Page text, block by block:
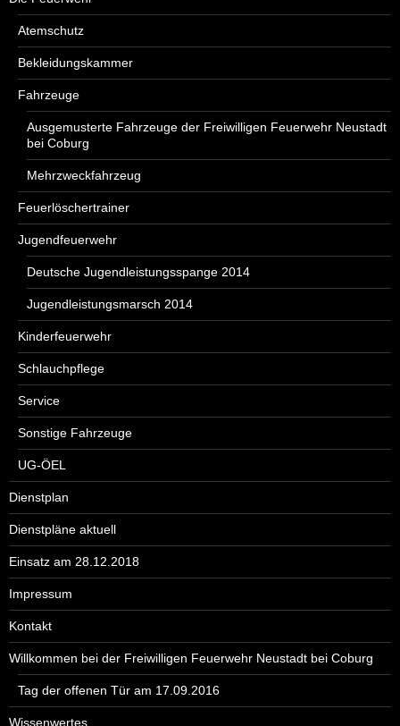
Atemschutz
Bekleidungskammer
Fahrzeuge
Ausgemusterte Fahrzeuge der Freiwilligen Feuerwehr Neustadt
bei Coburg
Mehrzweckfahrzeug
Feuerlöschertrainer
Jugendfeuerwehr
Deutsche Jugendleistungsspange 2014
Jugendleistungsmarsch 2014
Kinderfeuerwehr
Schlauchpflege
Service
Sonstige Fahrzeuge
UG-ÖEL
Dienstplan
Dienstpläne aktuell
Einsatz am 28.12.2018
Impressum
Kontakt
Willkommen bei der Freiwilligen Feuerwehr Neustadt bei Coburg
Tag der offenen Tür am 17.09.2016
Wissenwertes